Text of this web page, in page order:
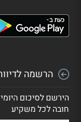
הרשמה
הירשם לסיכום
חובה לכל משקיע